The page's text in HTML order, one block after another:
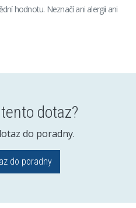
hodnotu. Neznačí ani alergii ani
dotaz?
do poradny.
do poradny